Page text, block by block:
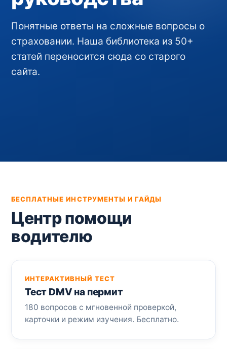
Понятные ответы на сложные вопросы о
страховании. Наша библиотека из 50+
статей переносится сюда со старого
сайта.
БЕСПЛАТНЫЕ ИНСТРУМЕНТЫ И ГАЙДЫ
Центр помощи
водителю
ИНТЕРАКТИВНЫЙ ТЕСТ
Тест DMV на пермит
180 вопросов с мгновенной проверкой,
карточки и режим изучения. Бесплатно.